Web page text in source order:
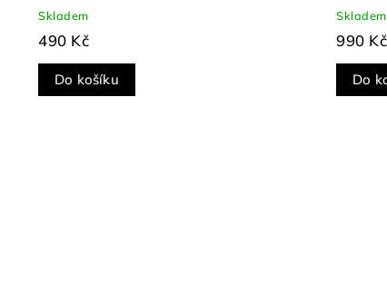
Skladem
490 Kč
Do košíku
Skladem
990 Kč
Do